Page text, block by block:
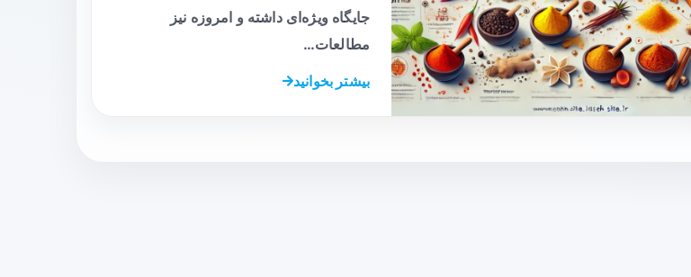
جایگاه ویژه‌ای داشته و امروزه نیز
مطالعات…
بیشتر بخوانید